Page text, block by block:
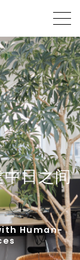
日之间
Human-